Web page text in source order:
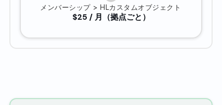
メンバーシップ > HLカスタムオブジェクト
$25 / 月（拠点ごと）